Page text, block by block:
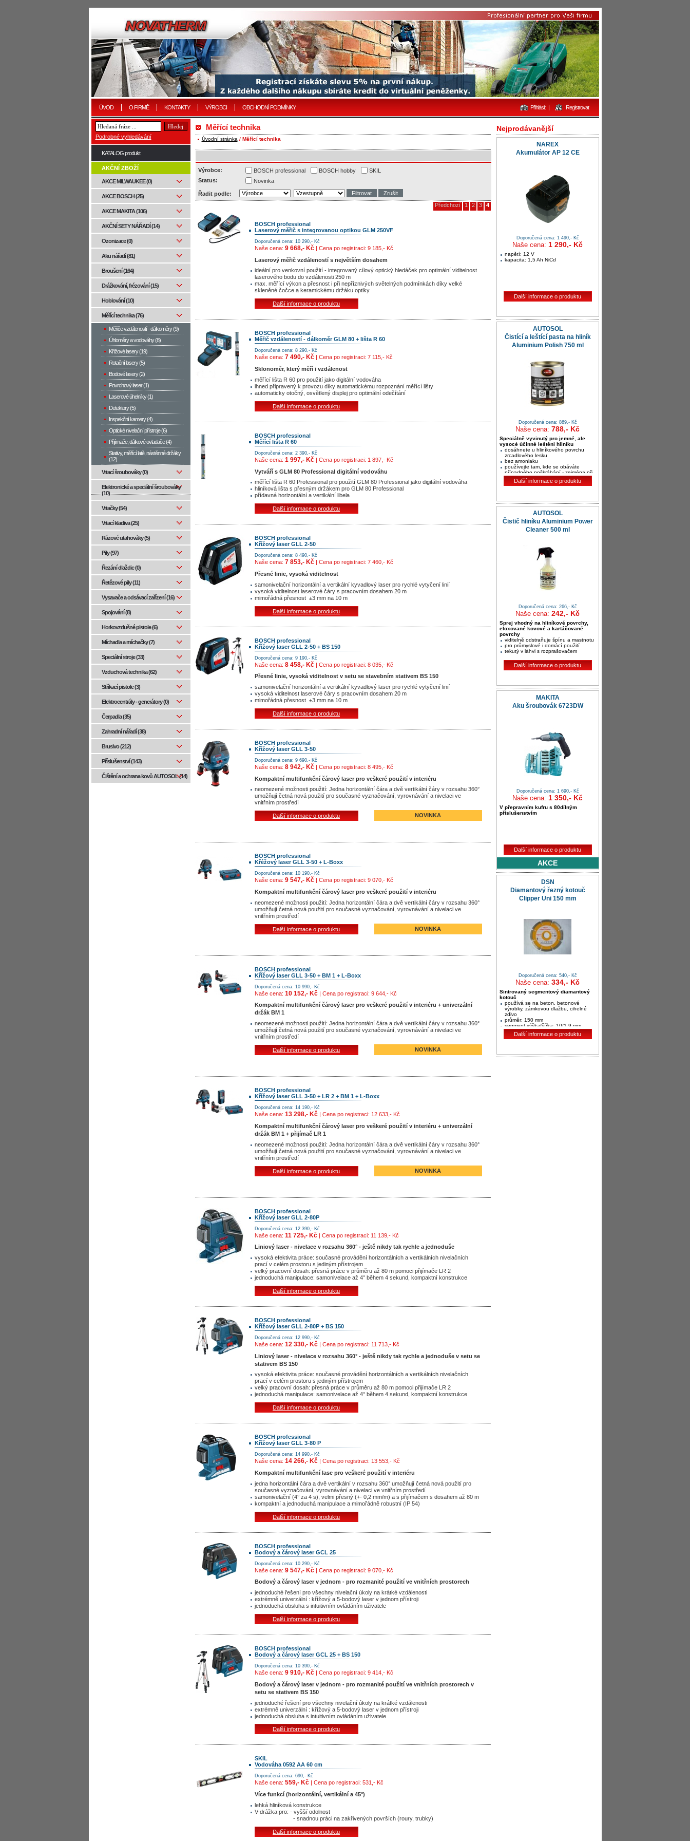
ÚVOD O FIRMĚ KONTAKTY VÝROBCI OBCHODNÍ PODMÍNKY Přihlásit | Registrovat
Měřící technika
Úvodní stránka / Měřící technika
Výrobce: BOSCH professional BOSCH hobby
SKIL
Status:
Novinka
Řadit podle:
Předchozí
1 2 3 4
BOSCH professional
Laserový měřič s integrovanou optikou GLM 250VF
Doporučená cena: 10 290,- Kč
Naše cena: 9 668,- Kč | Cena po registraci: 9 185,- Kč
Laserový měřič vzdáleností s největším dosahem
ideální pro venkovní použití - integrovaný cílový optický hledáček pro optimální viditelnost
laserového bodu do vzdálenosti 250 m
max. měřící výkon a přesnost i při nepříznivých světelných podmínkách díky velké
skleněné čočce a keramickému držáku optiky
Další informace o produktu
BOSCH professional
Měřič vzdáleností - dálkoměr GLM 80 + lišta R 60
Doporučená cena: 8 290,- Kč
Naše cena: 7 490,- Kč
| Cena po registraci: 7 115,- Kč
Sklonoměr, který měří i vzdálenost
měřící lišta R 60 pro použití jako digitální vodováha
ihned připravený k provozu díky automatickému rozpoznání měřící lišty
automaticky otočný, osvětlený displej pro optimální odečítání
Další informace o produktu
BOSCH professional
Měřící lišta R 60
Doporučená cena: 2 390,- Kč
Naše cena: 1 997,- Kč | Cena po registraci: 1 897,- Kč
Vytváří s GLM 80 Professional digitální vodováhu
měřící lišta R 60 Professional pro použití GLM 80 Professional jako digitální vodováha
hliníková lišta s přesným držákem pro GLM 80 Professional
přídavná horizontální a vertikální libela
Další informace o produktu
BOSCH professional
Křížový laser GLL 2-50
Doporučená cena: 8 490,- Kč
Naše cena: 7 853,- Kč | Cena po registraci: 7 460,- Kč
Přesné linie, vysoká viditelnost
samonivelační horizontální a vertikální kyvadlový laser pro rychlé vytyčení linií
vysoká viditelnost laserové čáry s pracovním dosahem 20 m
mimořádná přesnost ±3 mm na 10 m
Další informace o produktu
BOSCH professional
Křížový laser GLL 2-50 + BS 150
Doporučená cena: 9 190,- Kč
Naše cena: 8 458,- Kč | Cena po registraci: 8 035,- Kč
Přesné linie, vysoká viditelnost v setu se stavebním stativem BS 150
samonivelační horizontální a vertikální kyvadlový laser pro rychlé vytyčení linií
vysoká viditelnost laserové čáry s pracovním dosahem 20 m
mimořádná přesnost ±3 mm na 10 m
Další informace o produktu
BOSCH professional
Křížový laser GLL 3-50
Doporučená cena: 9 690,- Kč
Naše cena: 8 942,- Kč | Cena po registraci: 8 495,- Kč
Kompaktní multifunkční čárový laser pro veškeré použití v interiéru
neomezené možnosti použití: Jedna horizontální čára a dvě vertikální čáry v rozsahu 360°
umožňují četná nová použití pro současné vyznačování, vyrovnávání a nivelaci ve
vnitřním prostředí
Další informace o produktu NOVINKA
BOSCH professional
Křéžový laser GLL 3-50 + L-Boxx
Doporučená cena: 10 190,- Kč
Naše cena: 9 547,- Kč
| Cena po registraci: 9 070,- Kč
Kompaktní multifunkční čárový laser pro veškeré použití v interiéru
neomezené možnosti použití: Jedna horizontální čára a dvě vertikální čáry v rozsahu 360°
umožňují četná nová použití pro současné vyznačování, vyrovnávání a nivelaci ve
vnitřním prostředí
Další informace o produktu NOVINKA
BOSCH professional
Křížový laser GLL 3-50 + BM 1 + L-Boxx
Doporučená cena: 10 990,- Kč
Naše cena: 10 152,- Kč | Cena po registraci: 9 644,- Kč
Kompaktní multifunkční čárový laser pro veškeré použití v interiéru + univerzální
držák BM 1
neomezené možnosti použití: Jedna horizontální čára a dvě vertikální čáry v rozsahu 360°
umožňují četná nová použití pro současné vyznačování, vyrovnávání a nivelaci ve
vnitřním prostředí
Další informace o produktu NOVINKA
BOSCH professional
Křížový laser GLL 3-50 + LR 2 + BM 1 + L-Boxx
Doporučená cena: 14 190,- Kč
Naše cena: 13 298,- Kč | Cena po registraci: 12 633,- Kč
Kompaktní multifunkční čárový laser pro veškeré použití v interiéru + univerzální
držák BM 1 + přijímač LR 1
neomezené možnosti použití: Jedna horizontální čára a dvě vertikální čáry v rozsahu 360°
umožňují četná nová použití pro současné vyznačování, vyrovnávání a nivelaci ve
vnitřním prostředí
Další informace o produktu NOVINKA
BOSCH professional
Křížový laser GLL 2-80P
Doporučená cena: 12 390,- Kč
Naše cena: 11 725,- Kč | Cena po registraci: 11 139,- Kč
Liniový laser - nivelace v rozsahu 360° - ještě nikdy tak rychle a jednoduše
vysoká efektivita práce: současné provádění horizontálních a vertikálních nivelačních
prací v celém prostoru s jediným přístrojem
velký pracovní dosah: přesná práce v průměru až 80 m pomoci přijímače LR 2
jednoduchá manipulace: samonivelace až 4° během 4 sekund, kompaktní konstrukce
Další informace o produktu
BOSCH professional
Křížový laser GLL 2-80P + BS 150
Doporučená cena: 12 990,- Kč
Naše cena: 12 330,- Kč | Cena po registraci: 11 713,- Kč
Liniový laser - nivelace v rozsahu 360° - ještě nikdy tak rychle a jednoduše v setu se
stativem BS 150
vysoká efektivita práce: současné provádění horizontálních a vertikálních nivelačních
prací v celém prostoru s jediným přístrojem
velký pracovní dosah: přesná práce v průměru až 80 m pomoci přijímače LR 2
jednoduchá manipulace: samonivelace až 4° během 4 sekund, kompaktní konstrukce
Další informace o produktu
BOSCH professional
Křížový laser GLL 3-80 P
Doporučená cena: 14 990,- Kč
Naše cena: 14 266,- Kč
| Cena po registraci: 13 553,- Kč
Kompaktní multifunkční lase pro veškeré použití v interiéru
jedna horizontální čára a dvě vertikální v rozsahu 360° umožňují četná nová použití pro
současné vyznačování, vyrovnávání a nivelaci ve vnitřním prostředí
samonivelační (4° za 4 s), velmi přesný (+- 0,2 mm/m) a s přijímačem s dosahem až 80 m
kompaktní a jednoduchá manipulace a mimořádně robustní (IP 54)
Další informace o produktu
BOSCH professional
Bodový a čárový laser GCL 25
Doporučená cena: 10 290,- Kč
Naše cena: 9 547,- Kč | Cena po registraci: 9 070,- Kč
Bodový a čárový laser v jednom - pro rozmanité použití ve vnitřních prostorech
jednoduché řešení pro všechny nivelační úkoly na krátké vzdálenosti
extrémně univerzální : křížový a 5-bodový laser v jednom přístroji
jednoduchá obsluha s intuitivním ovládáním uživatele
Další informace o produktu
BOSCH professional
Bodový a čárový laser GCL 25 + BS 150
Doporučená cena: 10 390,- Kč
Naše cena: 9 910,- Kč | Cena po registraci: 9 414,- Kč
Bodový a čárový laser v jednom - pro rozmanité použití ve vnitřních prostorech v
setu se stativem BS 150
jednoduché řešení pro všechny nivelační úkoly na krátké vzdálenosti
extrémně univerzální : křížový a 5-bodový laser v jednom přístroji
jednoduchá obsluha s intuitivním ovládáním uživatele
Další informace o produktu
SKIL
Vodováha 0592 AA 60 cm
Doporučená cena: 690,- Kč
Naše cena: 559,- Kč
| Cena po registraci: 531,- Kč
Více funkcí (horizontální, vertikální a 45°)
lehká hliníková konstrukce
V-drážka pro: - vyšší odolnost
- snadnou práci na zakřivených površích (roury, trubky)
Další informace o produktu
Nejprodávanější
NAREX
Akumulátor AP 12 CE
Doporučená cena: 1 490,- Kč
Naše cena: 1 290,- Kč
napětí: 12 V
kapacita: 1,5 Ah NiCd
Další informace o produktu
AUTOSOL
Čistící a leštící pasta na hliník
Aluminium Polish 750 ml
Doporučená cena: 869,- Kč
Naše cena: 788,- Kč
Speciálně vyvinutý pro jemné, ale
vysocé účinné leštění hliníku
dosáhnete u hliníkového povrchu
zrcadlového lesku
bez amoniaku
používejte tam, kde se obáváte
případného poškrábání - zejména při
strojním leštění při vysoké teplotě
Další informace o produktu
AUTOSOL
Čistič hliníku Aluminium Power
Cleaner 500 ml
Doporučená cena: 266,- Kč
Naše cena: 242,- Kč
Sprej vhodný na hliníkové povrchy,
eloxované kovové a kartáčované
povrchy
viditelně odstraňuje špínu a mastnotu
pro průmyslové i domácí použití
tekutý v láhvi s rozprašovačem
Další informace o produktu
MAKITA
Aku šroubovák 6723DW
Doporučená cena: 1 690,- Kč
Naše cena: 1 350,- Kč
V přepravním kufru s 80dílným
příslušenstvím
Další informace o produktu
AKCE
DSN
Diamantový řezný kotouč
Clipper Uni 150 mm
Doporučená cena: 540,- Kč
Naše cena: 334,- Kč
Sintrovaný segmentový diamantový
kotouč
používá se na beton, betonové
výrobky, zámkovou dlažbu, cihelné
zdivo
průměr: 150 mm
segment výška/šířka: 10/1,9 mm
Další informace o produktu
Podrobné vyhledávání
KATALOG produkt
AKČNÍ ZBOŽÍ
AKCE MILWAUKEE (0)
AKCE BOSCH (25)
AKCE MAKITA (106)
AKČNÍ SETY NÁŘADÍ (14)
Ozonizace (0)
Aku nářadí (81)
Broušení (164)
Drážkování, frézování (15)
Hoblování (10)
Měřící technika (76)
Měřiče vzdáleností - dálkoměry (9)
Úhloměry a vodováhy (8)
Křížové lasery (19)
Rotační lasery (5)
Bodové lasery (2)
Povrchový laser (1)
Laserové úhelníky (1)
Detektory (5)
Inspekční kamery (4)
Optické nivelační přístroje (6)
Přijímače, dálkové ovladače (4)
Stativy, měřící latě, nástěnné držáky
(12)
Vrtací šroubováky (0)
Elektronické a speciální šroubováky
(10)
Vrtačky (54)
Vrtací kladiva (25)
Rázové utahováky (5)
Pily (97)
Řezání dlaždic (0)
Řetězové pily (11)
Vysavače a odsávací zařízení (16)
Spojování (8)
Horkovzdušné pistole (6)
Míchadla a míchačky (7)
Speciální stroje (33)
Vzduchová technika (62)
Stříkací pistole (3)
Elektrocentrály - generátory (0)
Čerpadla (35)
Zahradní nářadí (38)
Brusivo (212)
Příslušenství (143)
Čištění a ochrana kovů AUTOSOL (14)